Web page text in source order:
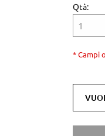
Qtà:
* Campi